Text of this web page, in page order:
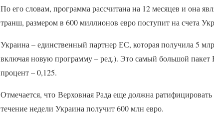
По его словам, программа рассчитана на 12 месяцев и она
транш, размером в 600 миллионов евро поступит на счета
Украина – единственный партнер ЕС, которая получила 5
включая новую программу – ред.). Это самый большой
процент – 0,125.
Отмечается, что Верховная Рада еще должна
течение недели Украина получит 600 млн евро.